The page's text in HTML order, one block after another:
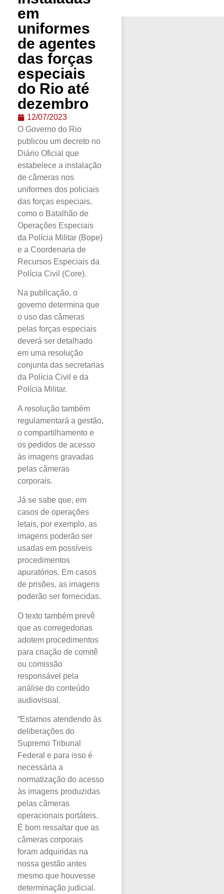
em
uniformes
de agentes
das forças
especiais
do Rio até
dezembro
12/07/2023
O Governo do Rio
publicou um decreto no
Diário Oficial que
estabelece a instalação
de câmeras nos
uniformes dos policiais
das forças especiais,
como o Batalhão de
Operações Especiais
da Polícia Militar (Bope)
e a Coordenaria de
Recursos Especiais da
Polícia Civil (Core).
Na publicação, o
governo determina que
o uso das câmeras
pelas forças especiais
deverá ser detalhado
em uma resolução
conjunta das secretarias
da Polícia Civil e da
Polícia Militar.
A resolução também
regulamentará a gestão,
o compartilhamento e
os pedidos de acesso
às imagens gravadas
pelas câmeras
corporais.
Já se sabe que, em
casos de operações
letais, por exemplo, as
imagens poderão ser
usadas em possíveis
procedimentos
apuratórios. Em casos
de prisões, as imagens
poderão ser fornecidas.
O texto também prevê
que as corregedorias
adotem procedimentos
para criação de comitê
ou comissão
responsável pela
análise do conteúdo
audiovisual.
“Estamos atendendo às
deliberações do
Supremo Tribunal
Federal e para isso é
necessária a
normatização do acesso
às imagens produzidas
pelas câmeras
operacionais portáteis.
É bom ressaltar que as
câmeras corporais
foram adquiridas na
nossa gestão antes
mesmo que houvesse
determinação judicial.